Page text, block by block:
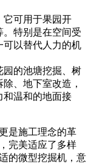
它可用于果园开
特别是在空间受
可以替代人力的机
园的池塘挖掘、树
、地下室改造，
和温和的地面接
是施工理念的革
完美适应了多样
的微型挖掘机，意